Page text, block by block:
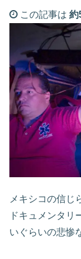
この記事は 約
メキシコの信じ
ドキュメンタリ
いぐらいの悲惨